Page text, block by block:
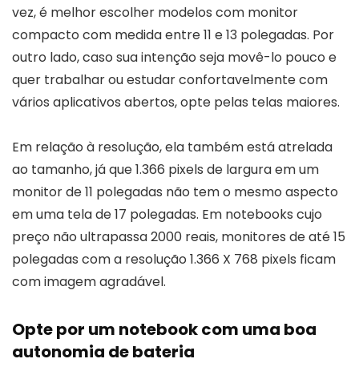
vez, é melhor escolher modelos com monitor
compacto com medida entre 11 e 13 polegadas. Por
outro lado, caso sua intenção seja movê-lo pouco e
quer trabalhar ou estudar confortavelmente com
vários aplicativos abertos, opte pelas telas maiores.
Em relação à resolução, ela também está atrelada
ao tamanho, já que 1.366 pixels de largura em um
monitor de 11 polegadas não tem o mesmo aspecto
em uma tela de 17 polegadas. Em notebooks cujo
preço não ultrapassa 2000 reais, monitores de até 15
polegadas com a resolução 1.366 X 768 pixels ficam
com imagem agradável.
Opte por um notebook com uma boa
autonomia de bateria